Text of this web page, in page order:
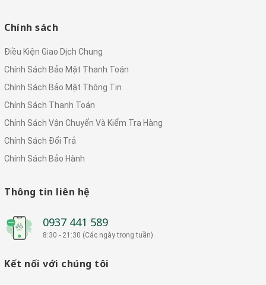
Chính sách
Điều Kiện Giao Dịch Chung
Chính Sách Bảo Mật Thanh Toán
Chính Sách Bảo Mật Thông Tin
Chính Sách Thanh Toán
Chính Sách Vận Chuyển Và Kiểm Tra Hàng
Chính Sách Đổi Trả
Chính Sách Bảo Hành
Thông tin liên hệ
0937 441 589
8:30 - 21:30 (Các ngày trong tuần)
Kết nối với chúng tôi